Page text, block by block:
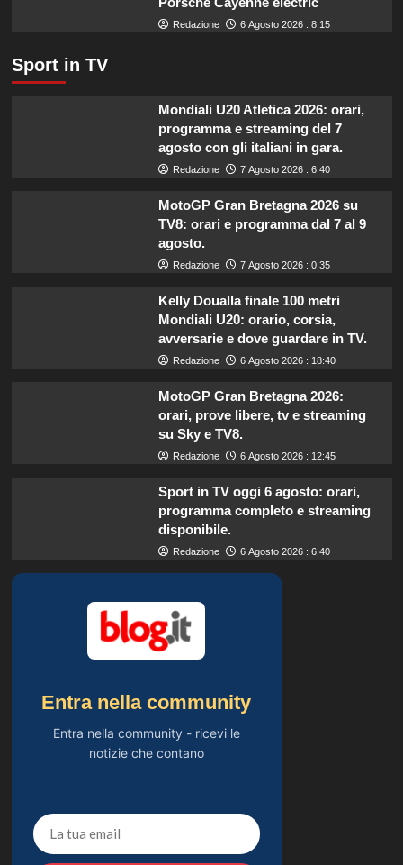
Redazione 6 Agosto 2026 : 8:15
Sport in TV
Mondiali U20 Atletica 2026: orari,
programma e streaming del 7
agosto con gli italiani in gara.
Redazione 7 Agosto 2026 : 6:40
MotoGP Gran Bretagna 2026 su
TV8: orari e programma dal 7 al 9
agosto.
Redazione 7 Agosto 2026 : 0:35
Kelly Doualla finale 100 metri
Mondiali U20: orario, corsia,
avversarie e dove guardare in TV.
Redazione 6 Agosto 2026 : 18:40
MotoGP Gran Bretagna 2026:
orari, prove libere, tv e streaming
su Sky e TV8.
Redazione 6 Agosto 2026 : 12:45
Sport in TV oggi 6 agosto: orari,
programma completo e streaming
disponibile.
Redazione 6 Agosto 2026 : 6:40
Entra nella community
Entra nella community - ricevi le
notizie che contano